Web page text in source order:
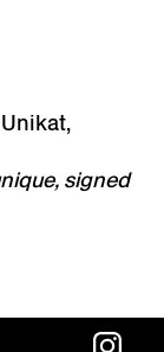
signed